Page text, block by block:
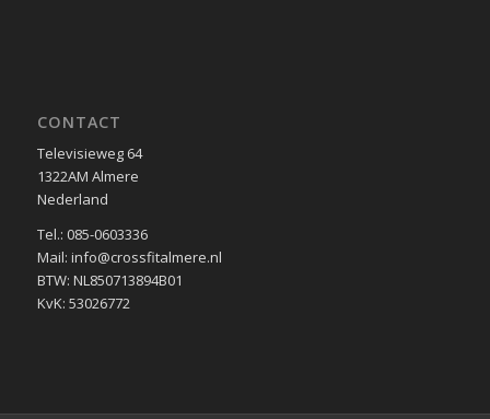
CONTACT
Televisieweg 64
1322AM Almere
Nederland
Tel.: 085-0603336
Mail: info@crossfitalmere.nl
BTW: NL850713894B01
KvK: 53026772